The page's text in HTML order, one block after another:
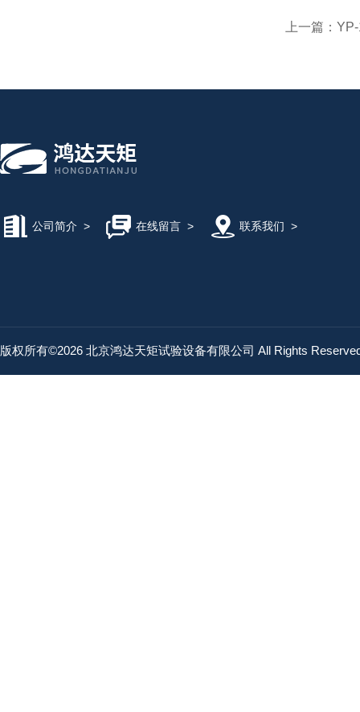
上一篇：
公司简介 > 在线留言> 联系我们 >
版权所有©2026 北京鸿达天矩试验设备有限公司 All Rights